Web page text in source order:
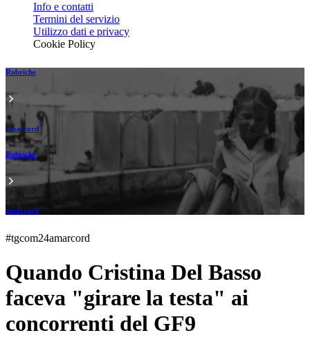
Info e contatti
Termini del servizio
Utilizzo dati e privacy
Cookie Policy
Rubriche
amarcord
Rubriche
amarcord
#tgcom24amarcord
Quando Cristina Del Basso
faceva "girare la testa" ai
concorrenti del GF9